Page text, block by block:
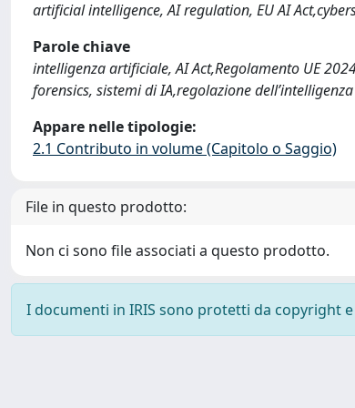
artificial intelligence, AI regulation, EU AI
Parole chiave
intelligenza artificiale, AI Act,Regolamento UE
forensics, sistemi di IA,regolazione
Appare nelle tipologie:
2.1 Contributo in volume (Capitolo o Saggio)
File in questo prodotto:
Non ci sono file associati a questo prodotto.
I documenti in IRIS sono protetti da copyright